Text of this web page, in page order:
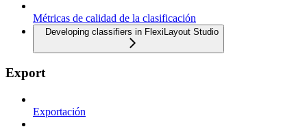
Métricas de calidad de la clasificación
Developing classifiers in FlexiLayout Studio
Export
Exportación